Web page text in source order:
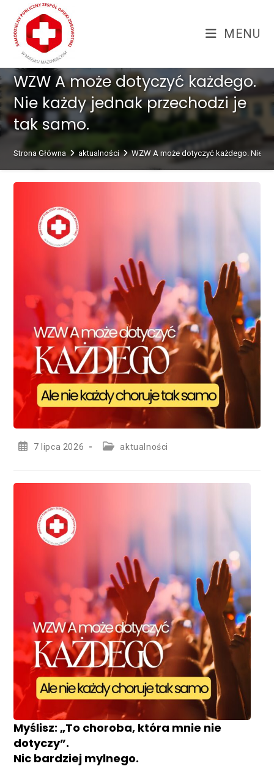
treści
content
MENU
WZW A może dotyczyć każdego.
Nie każdy jednak przechodzi je
tak samo.
Strona Główna aktualności WZW A może dotyczyć każdego. Nie
Post7 lipca 2026
Postaktualności
Myślisz: „To choroba, która mnie nie
dotyczy”.
Nic bardziej mylnego.